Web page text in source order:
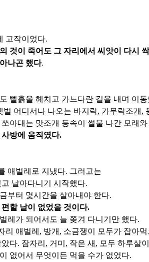
고작이었다.
것이 죽어도 그 자리에서 씨앗이 다시
나곤 했다.
뻘흙을 헤치고 가느다란 길을 내며 이동
어디서나 나오는 바지락, 가무락조개,
아대는 맛조개 등속이 썰물 나간 모래
방에 움직였다.
애벌레로 지냈다. 그러고는
날아다니기 시작했다.
부터 몇시간을 살아내야 한다.
할 날이 없었을 것이다.
레가 되어서도 늘 쫒겨 다니기만 했다.
리 애벌레, 방개, 소금쟁이 모두가 잡아
다. 잠자리, 거미, 작은 새, 모두 하루살
없어서 무엇이든 먹을 수가 없었다.